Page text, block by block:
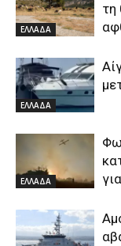
ΕΛΛΑΔΑ
τη
ΕΛΛΑΔΑ
ΕΛΛΑΔΑ